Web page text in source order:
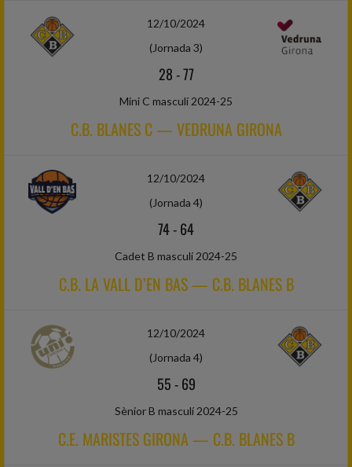
12/10/2024
(Jornada 3)
28-77
Mini C masculí 2024-25
C.B. BLANES C — VEDRUNA GIRONA
12/10/2024
(Jornada 4)
74-64
Cadet B masculí 2024-25
C.B. LA VALL D’EN BAS — C.B. BLANES B
12/10/2024
(Jornada 4)
55-69
Sènior B masculí 2024-25
C.E. MARISTES GIRONA — C.B. BLANES B